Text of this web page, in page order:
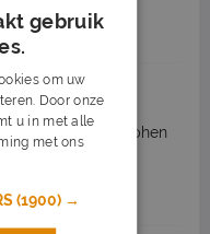
- 40 uur
BV
Zutphen
- 40 uur
gebruik
om uw
Door onze
u in met alle
met ons
(1900) →